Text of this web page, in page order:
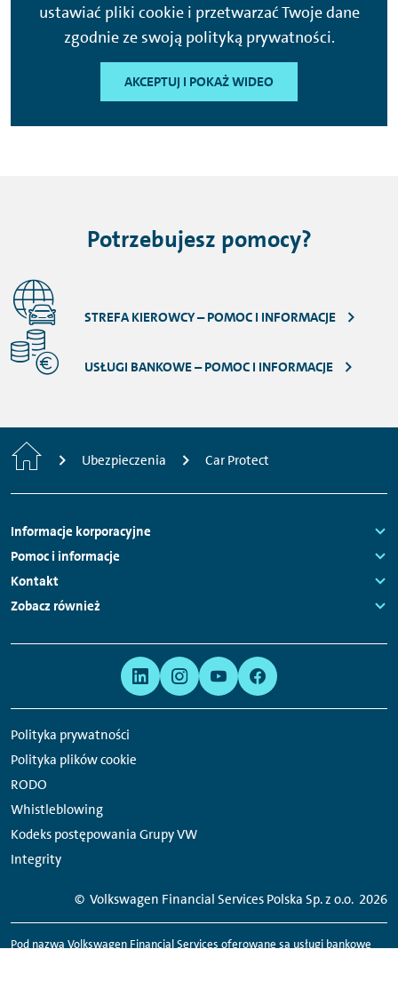
ustawiać pliki cookie i przetwarzać Twoje dane
zgodnie ze swoją polityką prywatności.
AKCEPTUJ I POKAŻ WIDEO
Potrzebujesz pomocy?
STREFA KIEROWCY – POMOC I INFORMACJE
USŁUGI BANKOWE – POMOC I INFORMACJE
Strona Ubezpieczenia Car Protect
Nawigacja
stopki
Informacje korporacyjne
Links:
Pomoc i informacje
Links:
Kontakt
Links:
Zobacz również
Polityka prywatności
Polityka plików cookie
RODO
Whistleblowing
Kodeks postępowania Grupy VW
Integrity
serwisów
społecznościowych
© Volkswagen Financial Services Polska Sp. z o.o. 2026
Pod nazwą Volkswagen Financial Services oferowane są usługi bankowe